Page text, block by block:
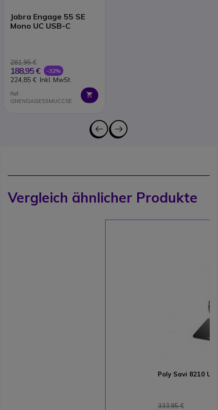
Jabra Engage 55 SE
Mono UC USB-C
281,95 €
188,95 € -32%
224,85 € Inkl. MwSt.
Ref:
GNENGAGE55MUCCSE
Vergleich ähnlicher Produkte
Poly Savi 8210 UC
333,95 €